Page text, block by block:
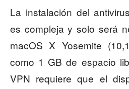
La instalación del
es compleja y solo será
macOS X Yosemite
como 1 GB de espacio
VPN requiere que el